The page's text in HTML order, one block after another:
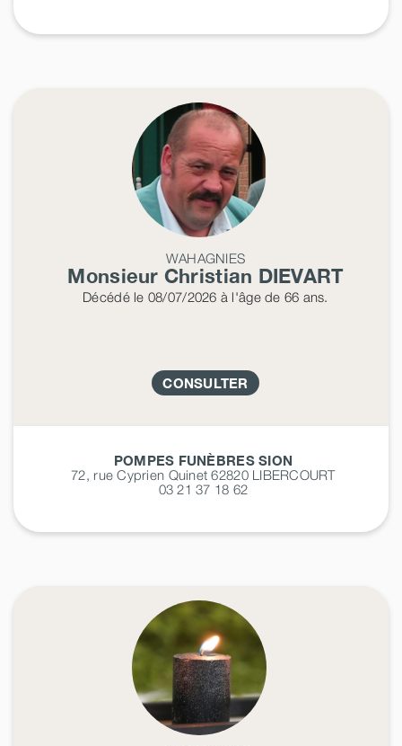
WAHAGNIES
Monsieur Christian DIEVART
Décédéle 08/07/2026 à l'âge de 66 ans.
CONSULTER
POMPES FUNÈBRES SION
72, rue Cyprien Quinet 62820 LIBERCOURT
03 21 37 18 62